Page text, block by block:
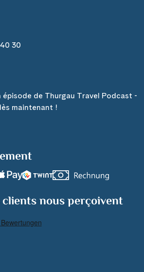
30
épisode de Thurgau Travel Podcast -
maintenant !
nous perçoivent